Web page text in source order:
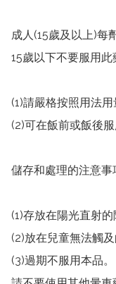
成人(15歲及以上)每
15歲以下不要服用此
(1)請嚴格按照用法用
(2)可在飯前或飯後服
儲存和處理的注意事
(1)存放在陽光直射的
(2)放在兒童無法觸及
(3)過期不服用本品。